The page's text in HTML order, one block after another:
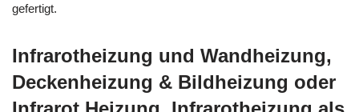
gefertigt.
Infrarotheizung und Wandheizung,
Deckenheizung & Bildheizung oder